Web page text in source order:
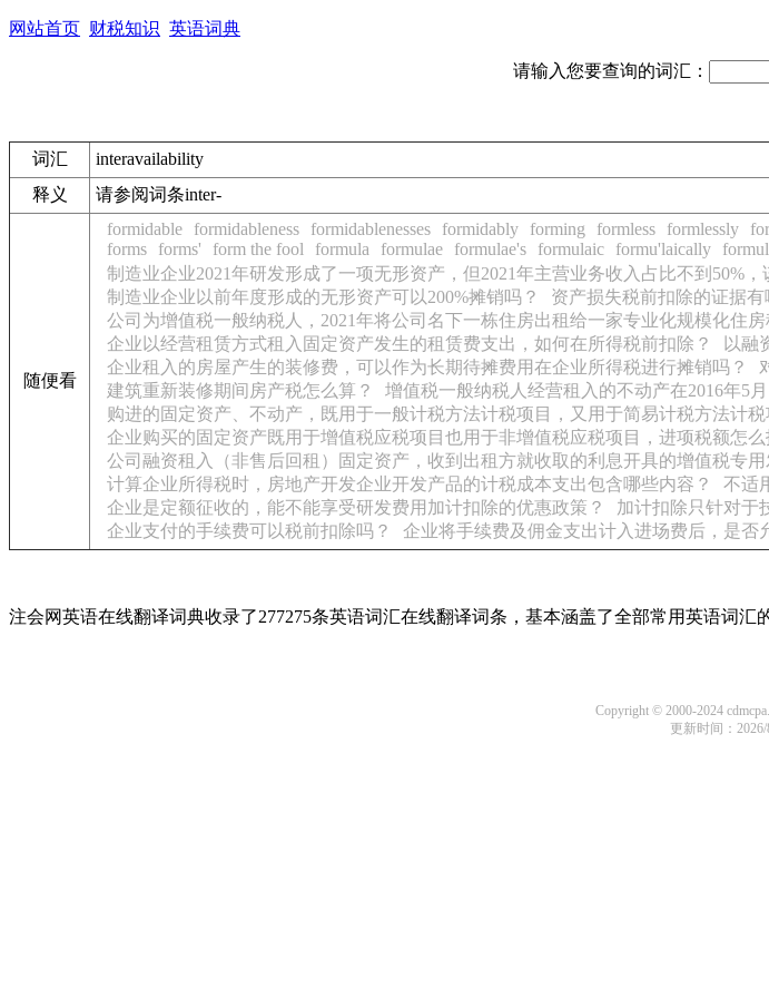
网站首页 财税知识 英语词典
请输入您要查询的词汇：
词汇
interavailability
释义
请参阅词条inter-
随便看
formidable formidableness formidablenesses formidably forming formless formlessly
forms
forms' form the fool formula formulae formulae's formulaic formu'laically
制造业企业2021年研发形成了一项无形资产，但2021年主营业务收入占比不到50%
制造业企业以前年度形成的无形资产可以200%摊销吗？
资产损失税前扣除的证据有
公司为增值税一般纳税人，2021年将公司名下一栋住房出租给一家专业化规模化住
企业以经营租赁方式租入固定资产发生的租赁费支出，如何在所得税前扣除？
以融
企业租入的房屋产生的装修费，可以作为长期待摊费用在企业所得税进行摊销吗？
建筑重新装修期间房产税怎么算？
增值税一般纳税人经营租入的不动产在2016年5
购进的固定资产、不动产，既用于一般计税方法计税项目，又用于简易计税方法计
企业购买的固定资产既用于增值税应税项目也用于非增值税应税项目，进项税额怎么
公司融资租入（非售后回租）固定资产，收到出租方就收取的利息开具的增值税专用
计算企业所得税时，房地产开发企业开发产品的计税成本支出包含哪些内容？
不适
企业是定额征收的，能不能享受研发费用加计扣除的优惠政策？
加计扣除只针对于
企业支付的手续费可以税前扣除吗？
企业将手续费及佣金支出计入进场费后，是否
注会网英语在线翻译词典收录了277275条英语词汇在线翻译词条，基本涵盖了全部常用英语词汇
Copyright © 2000-2024
更新时间：2026/